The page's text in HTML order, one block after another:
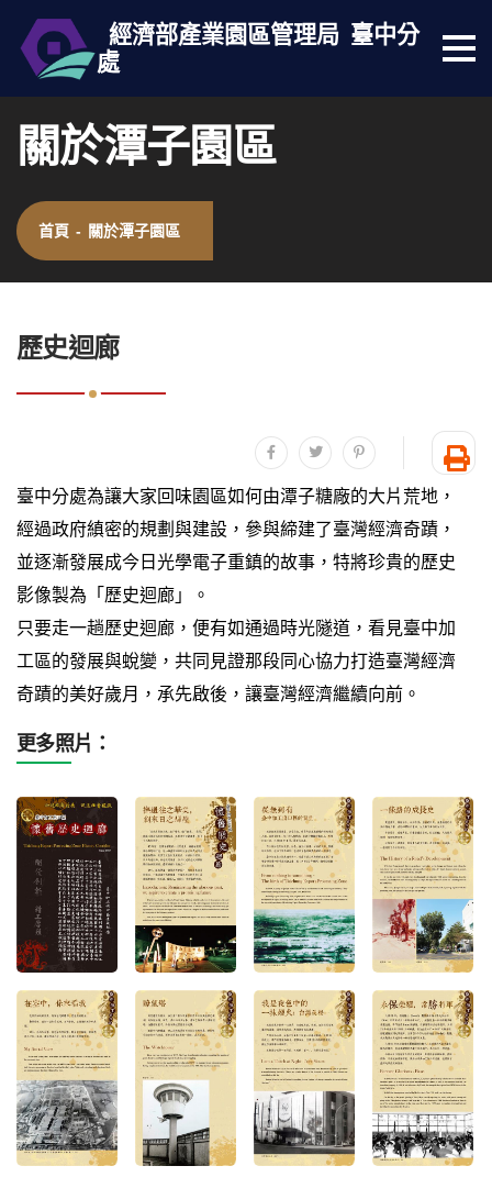
跳到主要內容
網站導覽
經濟部產業園區管理局 臺中分
處
選
單
關於潭子園區
首頁 - 關於潭子園區
歷史迴廊
分享至facebook
分享至twitter分享至plurk
友
臺中分處為讓大家回味園區如何由潭子糖廠的大片荒地，
經過政府縝密的規劃與建設，參與締建了臺灣經濟奇蹟，
並逐漸發展成今日光學電子重鎮的故事，特將珍貴的歷史
影像製為「歷史迴廊」。
只要走一趟歷史迴廊，便有如通過時光隧道，看見臺中加
工區的發展與蛻變，共同見證那段同心協力打造臺灣經濟
奇蹟的美好歲月，承先啟後，讓臺灣經濟繼續向前。
更多照片：